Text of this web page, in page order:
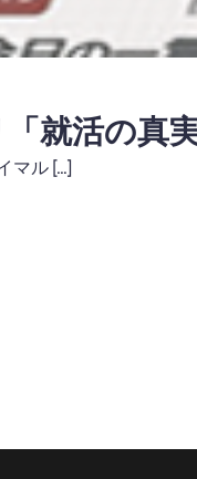
就活の真
マル […]